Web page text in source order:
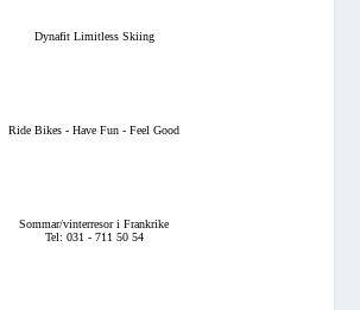
Dynafit Limitless Skiing
Ride Bikes - Have Fun - Feel Good
Sommar/vinterresor i Frankrike
Tel: 031 - 711 50 54